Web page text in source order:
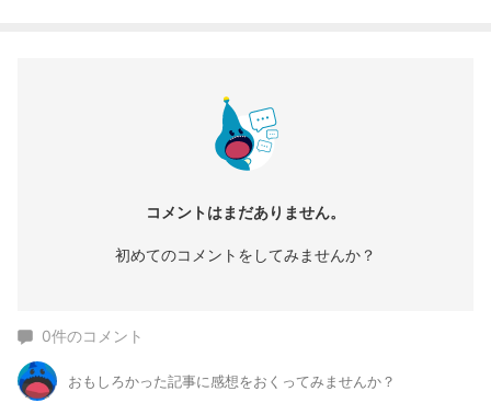
コメントはまだありません。
初めてのコメントをしてみませんか？
0件のコメント